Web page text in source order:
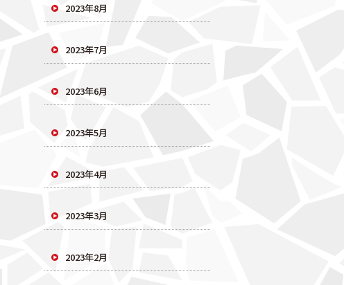
2023年8月
2023年7月
2023年6月
2023年5月
2023年4月
2023年3月
2023年2月